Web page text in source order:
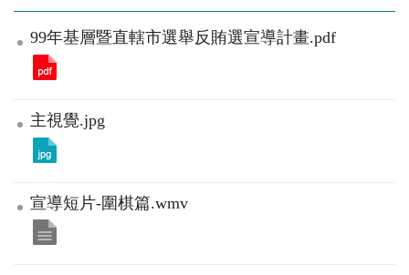
99年基層暨直轄市選舉反賄選宣導計畫.pdf
主視覺.jpg
宣導短片-圍棋篇.wmv